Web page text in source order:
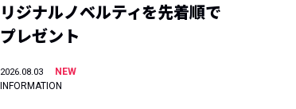
リジナルノベルティを先着順で
プレゼント
2026.08.03
NEW
INFORMATION